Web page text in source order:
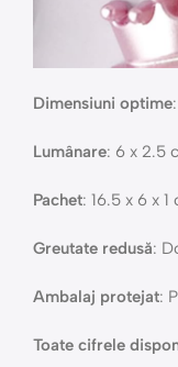
Dimensiuni optime:
Lumânare: 6 x 2.5
Pachet: 16.5 x 6 x
Greutate redusă:
Ambalaj protejat:
Toate cifrele